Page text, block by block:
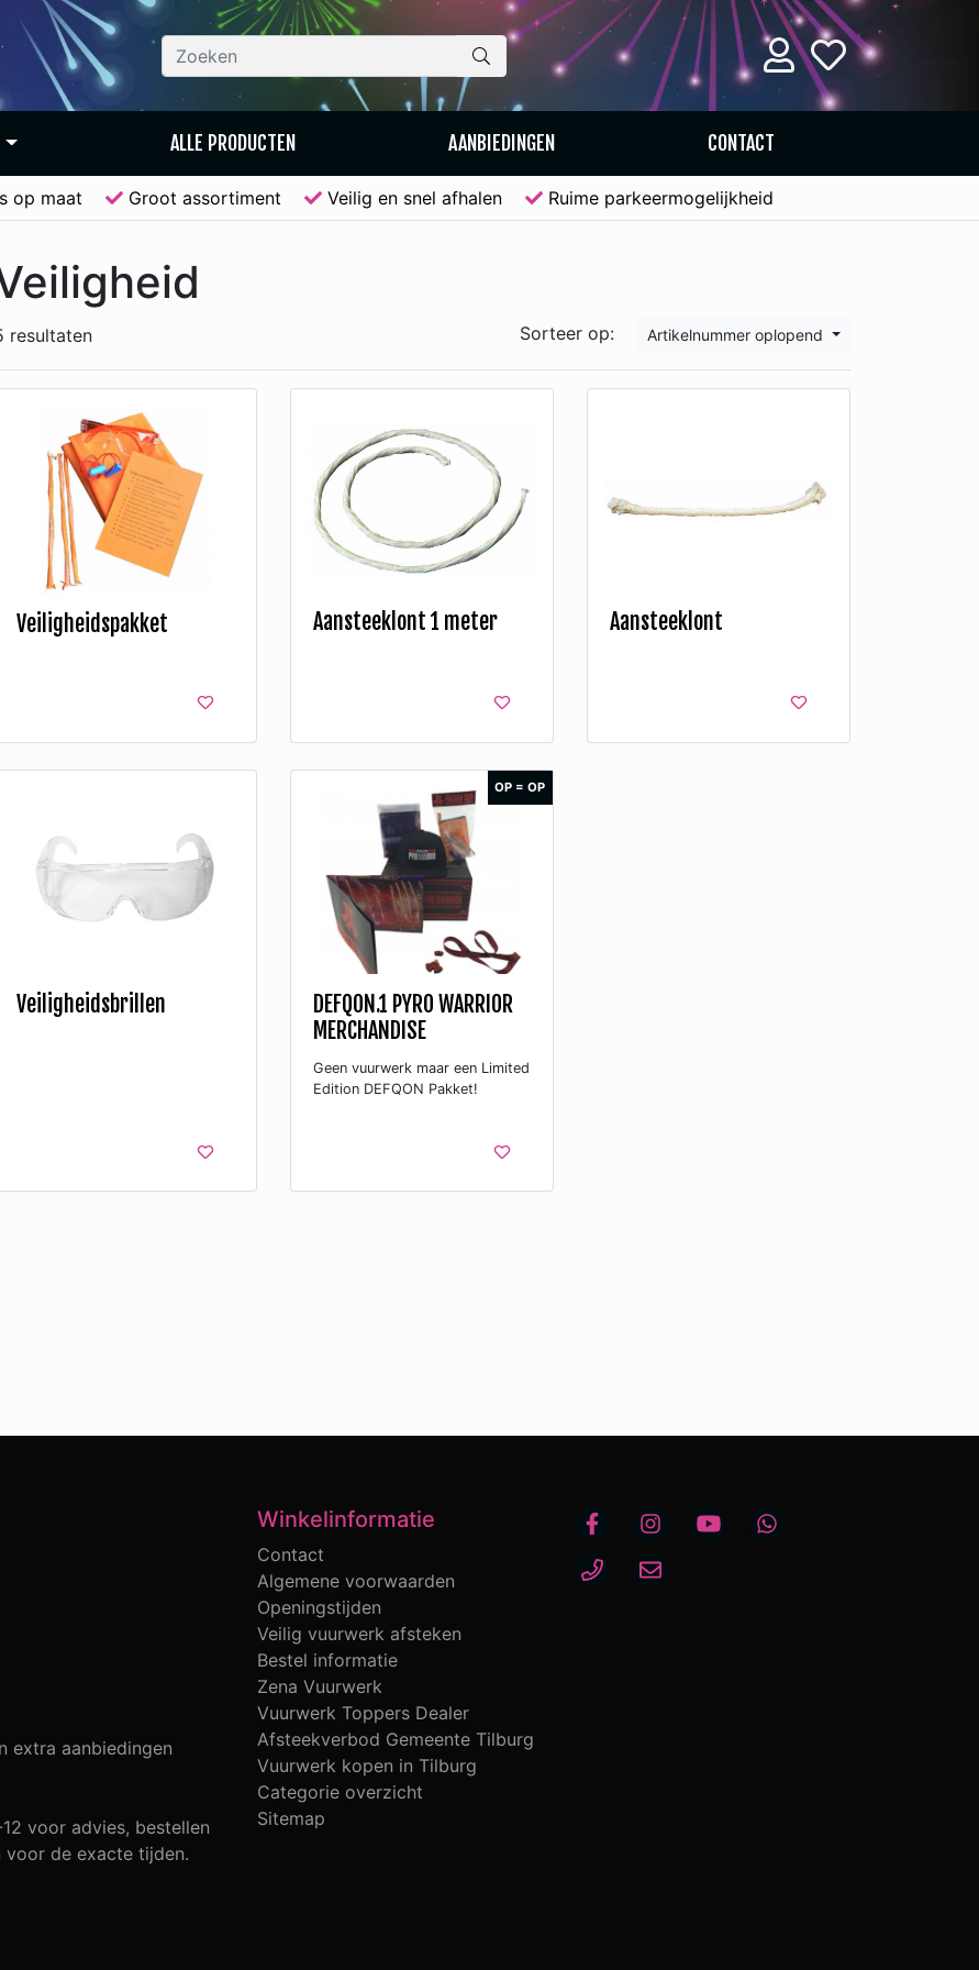
ALLE PRODUCTEN AANBIEDINGEN CONTACT
op maat Groot assortiment Veilig en snel afhalen Ruime parkeermogelijkheid
resultaten Sorteer op: Artikelnummer oplopend
Veiligheidspakket Aansteeklont 1 meter Aansteeklont
Veiligheidsbrillen
OP = OP
DEFQON.1 PYRO WARRIOR
MERCHANDISE
Geen vuurwerk maar een Limited
Edition DEFQON Pakket!
extra aanbiedingen
voor advies, bestellen
voor de exacte tijden.
Winkelinformatie
Contact
Algemene voorwaarden
Openingstijden
Veilig vuurwerk afsteken
Bestel informatie
Zena Vuurwerk
Vuurwerk Toppers Dealer
Afsteekverbod Gemeente Tilburg
Vuurwerk kopen in Tilburg
Categorie overzicht
Sitemap